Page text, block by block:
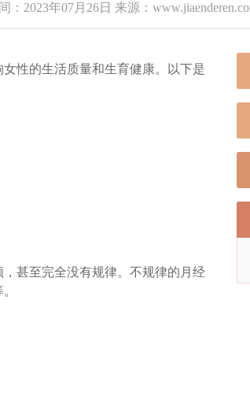
2023年07月26日 来源：
性的生活质量和生育健康。以下是
甚至完全没有规律。不规律的月经